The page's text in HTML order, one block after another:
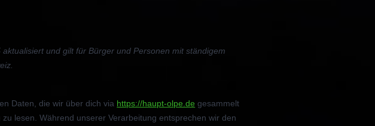
und gilt für Bürger und Personen mit ständigem
Daten, die wir über dich via https://haupt-olpe.de gesammelt
lesen. Während unserer Verarbeitung entsprechen wir den